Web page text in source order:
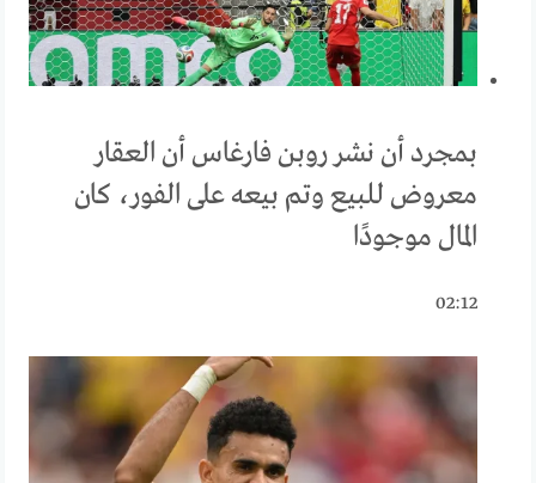
بمجرد أن نشر روبن فارغاس أن العقار
معروض للبيع وتم بيعه على الفور، كان
المال موجودًا
02:12